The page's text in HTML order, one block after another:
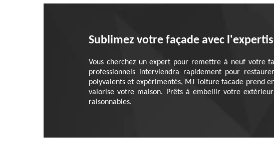
Sublimez votre façade avec
Vous cherchez un expert pour remettre à neuf votre
professionnels interviendra rapidement pour
polyvalents et expérimentés, MJ Toiture facade prend
valorise votre maison. Prêts à embellir votre
raisonnables.